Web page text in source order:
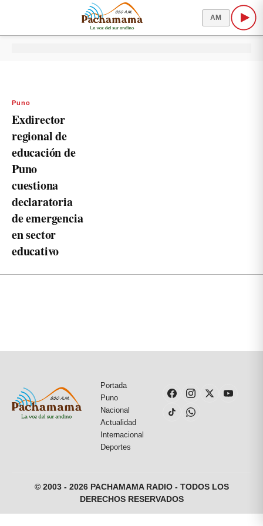
AM
Puno
Exdirector
regional de
educación de
Puno
cuestiona
declaratoria
de emergencia
en sector
educativo
Portada
Puno
Nacional
Actualidad
Internacional
Deportes
© 2003 - 2026 PACHAMAMA RADIO - TODOS LOS
DERECHOS RESERVADOS